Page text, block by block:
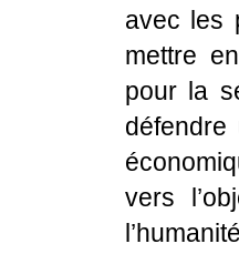
avec les
mettre
pour la
vers